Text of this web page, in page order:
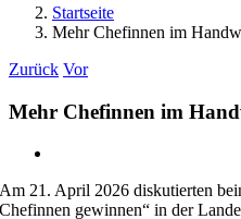
Startseite
Mehr Chefinnen im
Zurück Vor
Mehr Chefinnen im
Bild
Am 21. April 2026 diskutierten
Chefinnen gewinnen“ in der